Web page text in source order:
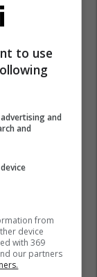
to use
and
and
from
device
with 369
our partners